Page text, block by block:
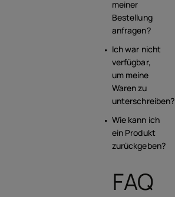
meiner
Bestellung
anfragen?
Ich war nicht
verfügbar,
um meine
Waren zu
unterschreiben?
Wie kann ich
ein Produkt
zurückgeben?
FAQ